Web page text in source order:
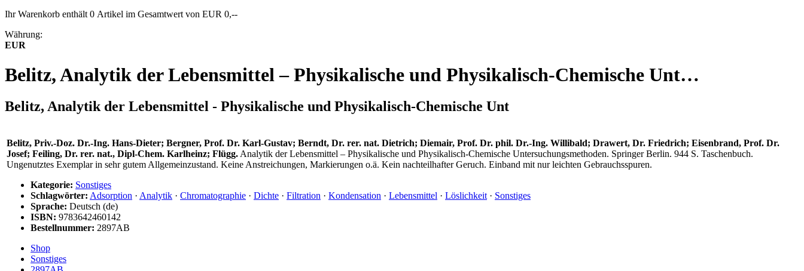
Ihr Warenkorb enthält 0 Artikel im Gesamtwert von EUR 0,--
Währung:
EUR
Belitz, Analytik der Lebensmittel – Physikalische und Physikalisch-Chemische Unt…
Belitz, Analytik der Lebensmittel - Physikalische und Physikalisch-Chemische Unt
Belitz, Priv.-Doz. Dr.-Ing. Hans-Dieter; Bergner, Prof. Dr. Karl-Gustav; Berndt, Dr. rer. nat. Dietrich; Diemair, Prof. Dr. phil. Dr.-Ing. Willibald; Drawert, Dr. Friedrich; Eisenbrand, Prof. Dr.
Josef; Feiling, Dr. rer. nat., Dipl-Chem. Karlheinz; Flügg. Analytik der Lebensmittel – Physikalische und Physikalisch-Chemische Untersuchungsmethoden. Springer Berlin. 944 S. Taschenbuch.
Ungenutztes Exemplar in sehr gutem Allgemeinzustand. Keine Anstreichungen, Markierungen o.ä. Kein nachteilhafter Geruch. Einband mit nur leichten Gebrauchsspuren.
Kategorie: Sonstiges
Schlagwörter: Adsorption · Analytik · Chromatographie · Dichte · Filtration · Kondensation · Lebensmittel · Löslichkeit · Sonstiges
Sprache: Deutsch (de)
ISBN: 9783642460142
Bestellnummer: 2897AB
Shop
Sonstiges